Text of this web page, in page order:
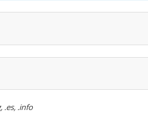
.es, .info